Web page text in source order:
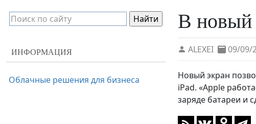
В новый
ALEXEI 09/09/
Новый экран
iPad. «Apple
заряде батареи и
ИНФОРМАЦИЯ
Облачные решения для бизнеса